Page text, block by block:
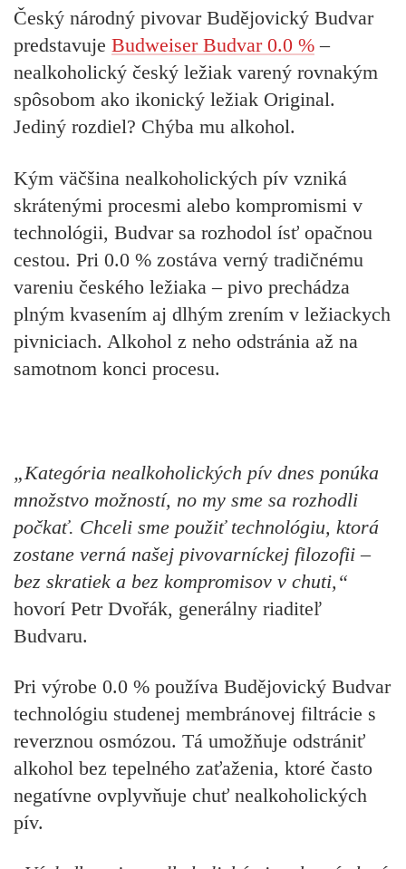
Český národný pivovar Budějovický Budvar
predstavuje Budweiser Budvar 0.0 % –
nealkoholický český ležiak varený rovnakým
spôsobom ako ikonický ležiak Original.
Jediný rozdiel? Chýba mu alkohol.
Kým väčšina nealkoholických pív vzniká
skrátenými procesmi alebo kompromismi v
technológii, Budvar sa rozhodol ísť opačnou
cestou. Pri 0.0 % zostáva verný tradičnému
vareniu českého ležiaka – pivo prechádza
plným kvasením aj dlhým zrením v ležiackych
pivniciach. Alkohol z neho odstránia až na
samotnom konci procesu.
„Kategória nealkoholických pív dnes ponúka
množstvo možností, no my sme sa rozhodli
počkať. Chceli sme použiť technológiu, ktorá
zostane verná našej pivovarníckej filozofii –
bez skratiek a bez kompromisov v chuti,“
hovorí Petr Dvořák, generálny riaditeľ
Budvaru.
Pri výrobe 0.0 % používa Budějovický Budvar
technológiu studenej membránovej filtrácie s
reverznou osmózou. Tá umožňuje odstrániť
alkohol bez tepelného zaťaženia, ktoré často
negatívne ovplyvňuje chuť nealkoholických
pív.